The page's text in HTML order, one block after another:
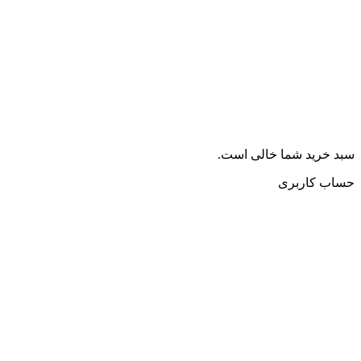
سبد خرید شما خالی است.
حساب کاربری